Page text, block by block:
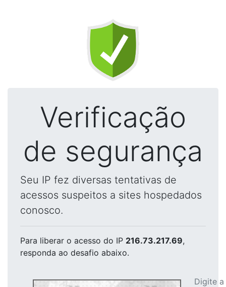
Verificação
de segurança
Seu IP fez diversas tentativas de
acessos suspeitos a sites hospedados
conosco.
Para liberar o acesso do IP 216.73.217.69,
responda ao desafio abaixo.
Digite